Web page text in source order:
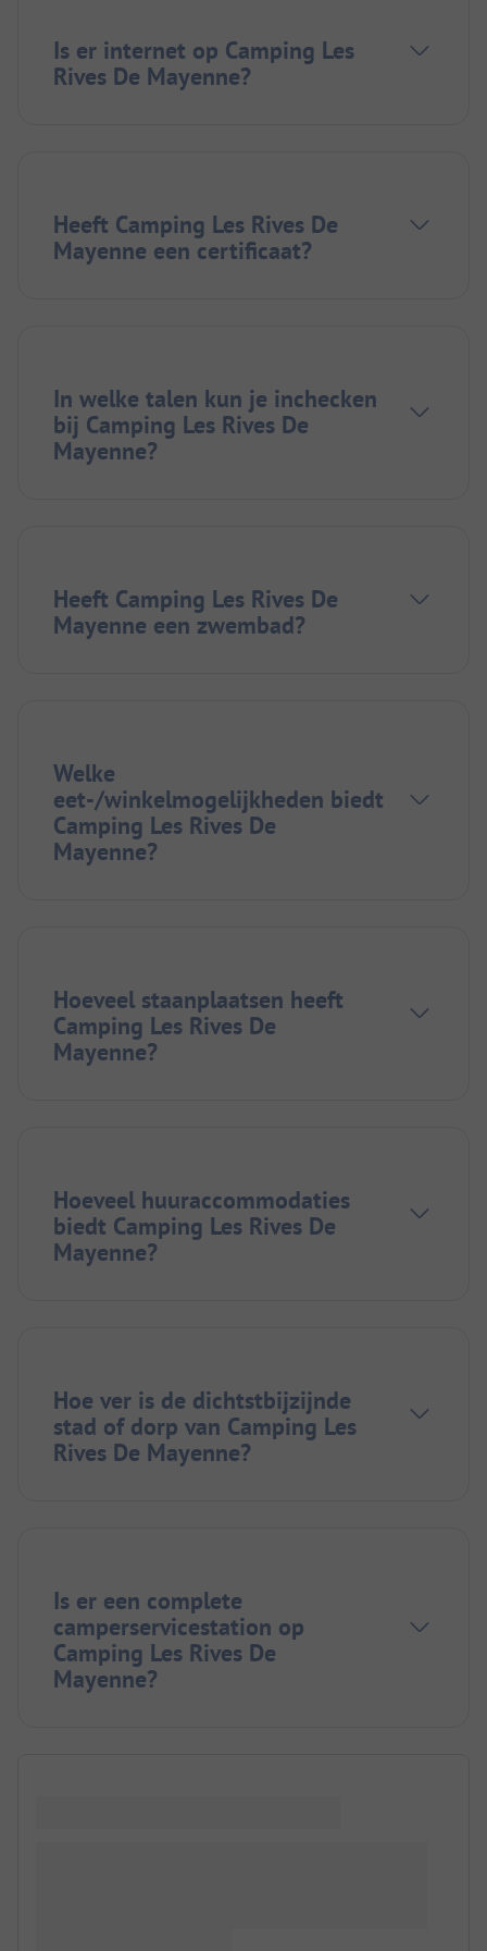
Is er internet op Camping Les
Rives De Mayenne?
Heeft Camping Les Rives De
Mayenne een certificaat?
In welke talen kun je inchecken
bij Camping Les Rives De
Mayenne?
Heeft Camping Les Rives De
Mayenne een zwembad?
Welke
eet-/winkelmogelijkheden biedt
Camping Les Rives De
Mayenne?
Hoeveel staanplaatsen heeft
Camping Les Rives De
Mayenne?
Hoeveel huuraccommodaties
biedt Camping Les Rives De
Mayenne?
Hoe ver is de dichtstbijzijnde
stad of dorp van Camping Les
Rives De Mayenne?
Is er een complete
camperservicestation op
Camping Les Rives De
Mayenne?